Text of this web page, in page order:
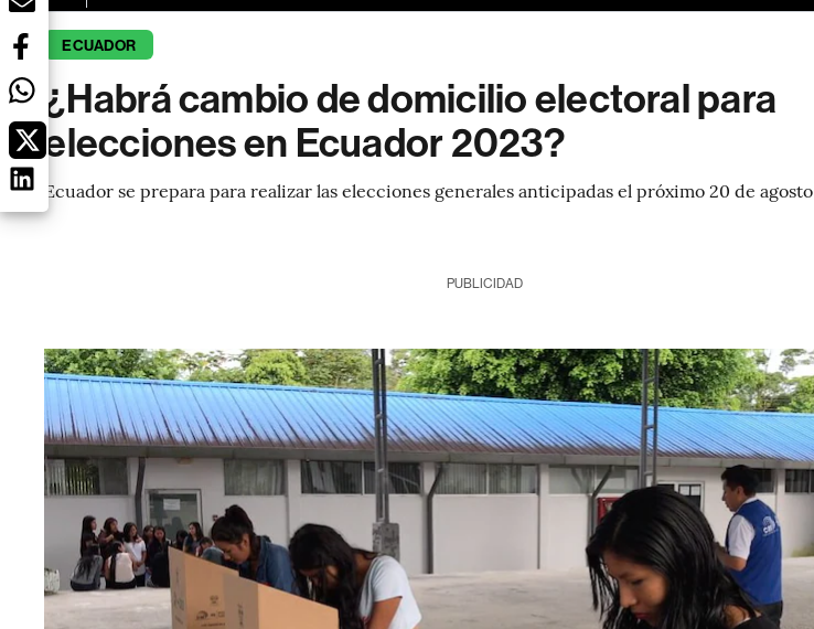
ECUADOR
¿Habrá cambio de domicilio electoral para
elecciones en Ecuador 2023?
Ecuador se prepara para realizar las elecciones generales anticipadas el próximo 20 de agosto
PUBLICIDAD